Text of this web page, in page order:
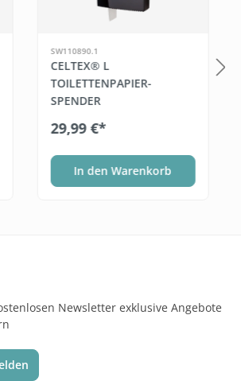
SW110890.1
CELTEX® L
TOILETTENPAPIER-
SPENDER
29,99 €*
In den Warenkorb
Newsletter exklusive Angebote